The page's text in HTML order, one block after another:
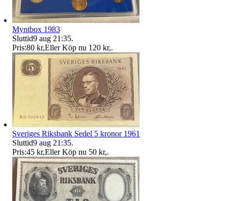
Myntbox 1983
Sluttid9 aug 21:35.
Pris:80 kr,Eller Köp nu 120 kr,.
Sveriges Riksbank Sedel 5 kronor 1961
Sluttid9 aug 21:35.
Pris:45 kr,Eller Köp nu 50 kr,.